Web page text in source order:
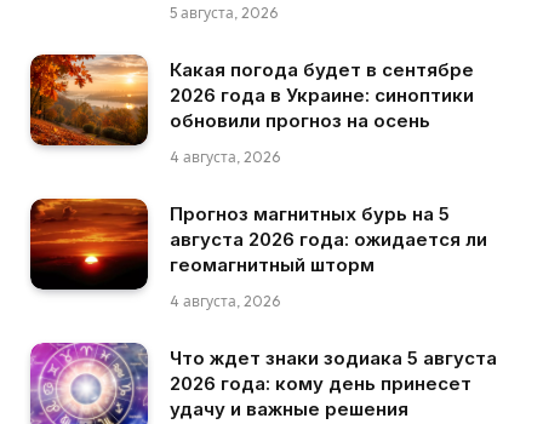
5 августа, 2026
Какая погода будет в сентябре
2026 года в Украине: синоптики
обновили прогноз на осень
4 августа, 2026
Прогноз магнитных бурь на 5
августа 2026 года: ожидается ли
геомагнитный шторм
4 августа, 2026
Что ждет знаки зодиака 5 августа
2026 года: кому день принесет
удачу и важные решения